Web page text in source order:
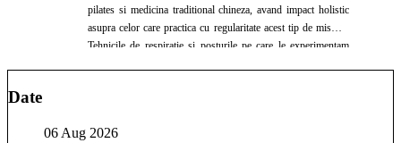
pilates si medicina traditional chineza, avand impact holistic
asupra celor care practica cu regularitate acest tip de miscari.
Tehnicile de respirație și posturile pe care le experimentam
s-a născut acum 7 ani, printr-un eveniment ce mi-a schimbat
Date
06 Aug 2026